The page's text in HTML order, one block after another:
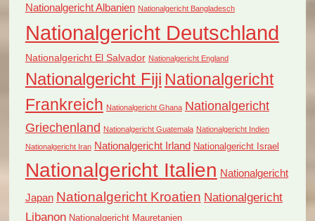
Nationalgericht Albanien Nationalgericht Bangladesch
Nationalgericht Deutschland
Nationalgericht El Salvador Nationalgericht England
Nationalgericht Fiji Nationalgericht
Frankreich Nationalgericht Ghana Nationalgericht
Griechenland Nationalgericht Guatemala Nationalgericht Indien
Nationalgericht Iran Nationalgericht Irland Nationalgericht Israel
Nationalgericht Italien Nationalgericht
Japan Nationalgericht Kroatien Nationalgericht
Libanon Nationalgericht Mauretanien